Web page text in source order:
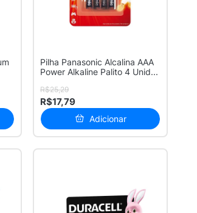
Pilha Panasonic Alcalina AAA
Power Alkaline Palito 4 Unid...
R$25,29
R$17,79
Adicionar